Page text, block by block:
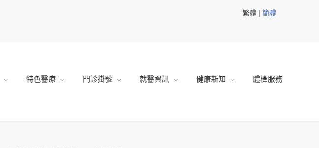
繁體 | 簡體
特色醫療 門診掛號 就醫資訊 健康新知 體檢服務